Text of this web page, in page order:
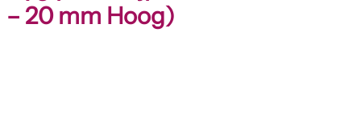
– 20 mm Hoog)